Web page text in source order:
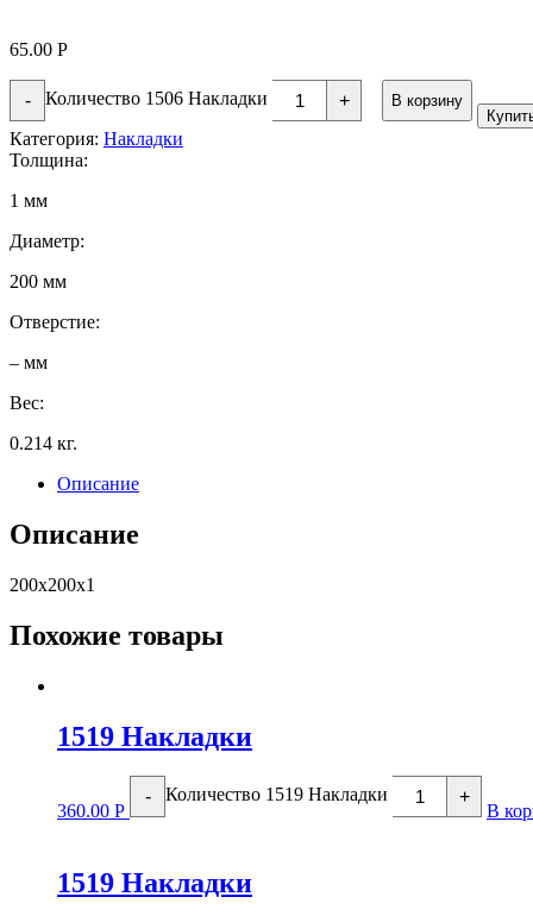
65.00 Р
- Количество 1506 Накладки +
В корзину
Категория: Накладки
Толщина:
1 мм
Диаметр:
200 мм
Отверстие:
– мм
Вес:
0.214 кг.
Описание
Описание
200х200х1
Похожие товары
1519 Накладки
360.00 Р
- Количество 1519 Накладки +
В
1519 Накладки